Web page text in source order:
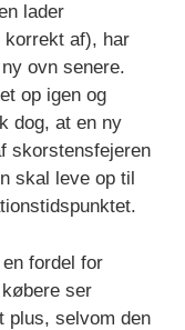
lader
af), har
ovn senere.
op igen og
dog, at en ny
skorstensfejeren
skal leve op til
fordel for
ser
plus, selvom den